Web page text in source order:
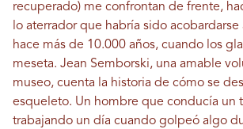
recuperado) me confrontan de frente,
lo aterrador que habría sido acobardarse
hace más de 10.000 años, cuando los
meseta. Jean Semborski, una amable
museo, cuenta la historia de cómo se
esqueleto. Un hombre que conducía un
trabajando un día cuando golpeó algo